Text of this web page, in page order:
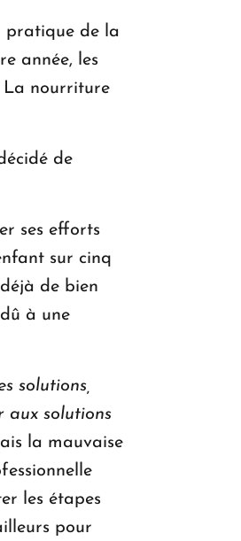
pratique de la
année, les
La nourriture
de
ses efforts
sur cinq
de bien
à une
solutions,
aux solutions
la mauvaise
les étapes
pour